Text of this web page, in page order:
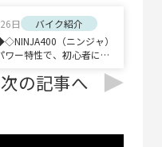
日
バイク紹介
（ニンジャ）
ワー特性で、初心者にも
次の記事へ